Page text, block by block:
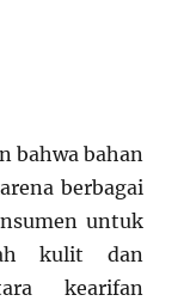
bahwa bahan
berbagai
untuk
kulit dan
kearifan